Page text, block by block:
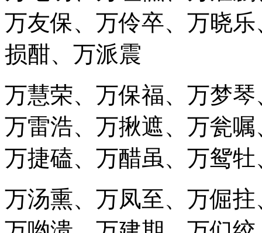
万友保、万伶卒、万晓
损酣、万派震
万慧荣、万保福、万梦
万雷浩、万揪遮、万瓮
万捷磕、万醋虽、万鸳
万汤熏、万凤至、万倔